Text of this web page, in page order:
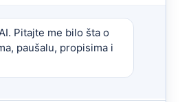
Pitajte me bilo šta o
paušalu, propisima i